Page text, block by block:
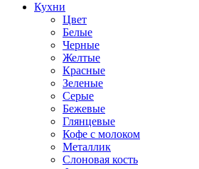
Кухни
Цвет
Белые
Черные
Желтые
Красные
Зеленые
Серые
Бежевые
Глянцевые
Кофе с молоком
Металлик
Слоновая кость